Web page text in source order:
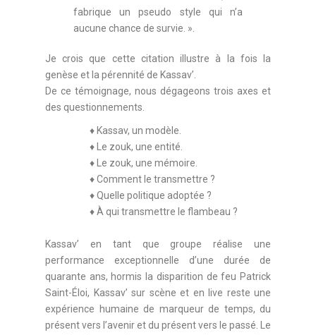
fabrique un pseudo style qui n’a
aucune chance de survie. ».
Je crois que cette citation illustre à la fois la
genèse et la pérennité de Kassav’.
De ce témoignage, nous dégageons trois axes et
des questionnements.
♦ Kassav, un modèle.
♦ Le zouk, une entité.
♦ Le zouk, une mémoire.
♦ Comment le transmettre ?
♦ Quelle politique adoptée ?
♦ À qui transmettre le flambeau ?
Kassav’ en tant que groupe réalise une
performance exceptionnelle d’une durée de
quarante ans, hormis la disparition de feu Patrick
Saint-Éloi, Kassav’ sur scène et en live reste une
expérience humaine de marqueur de temps, du
présent vers l’avenir et du présent vers le passé. Le